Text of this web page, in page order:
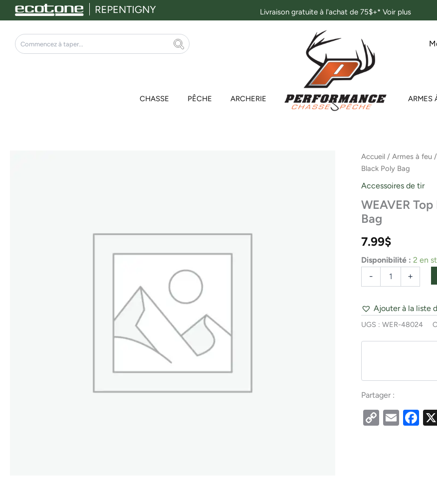
Aller
au
contenu
Livraison gratuite à l'achat de 75$+* Voir plus
Rechercher
CHASSE PÊCHE ARCHERIE ARMES
Accueil /Armes à feu
Black Poly Bag
Accessoires de tir
WEAVER
Bag
7.99$
Disponibilité : 2 en
-
quantité
de
Top
Base
Savage
Mark
24
Poly
Bag
+
Ajouter à la liste
UGS :WER-48024
Partager :
CopyEmail